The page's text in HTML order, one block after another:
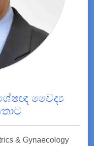
වෛද්‍ය
& Gynaecology